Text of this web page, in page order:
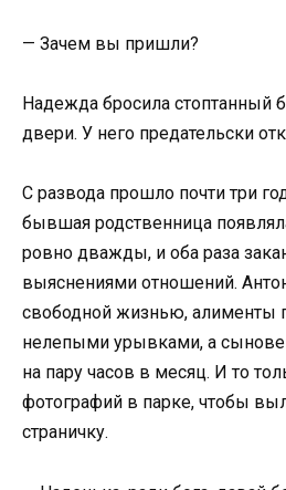
— Зачем вы пришли?
Надежда бросила стоптанный
двери. У него предательски
С развода прошло почти три
бывшая родственница
ровно дважды, и оба раза
выяснениями отношений.
свободной жизнью, алименты
нелепыми урывками, а
на пару часов в месяц. И то
фотографий в парке, чтобы
страничку.